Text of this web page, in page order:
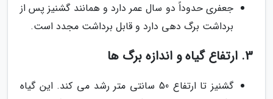
جعفری حدوداً دو سال عمر دارد و همانند گشنیز پس از
برداشت برگ دهی دارد و قابل برداشت مجدد است.
3. ارتفاع گیاه و اندازه برگ ها
گشنیز تا ارتفاع 50 سانتی متر رشد می کند. این گیاه